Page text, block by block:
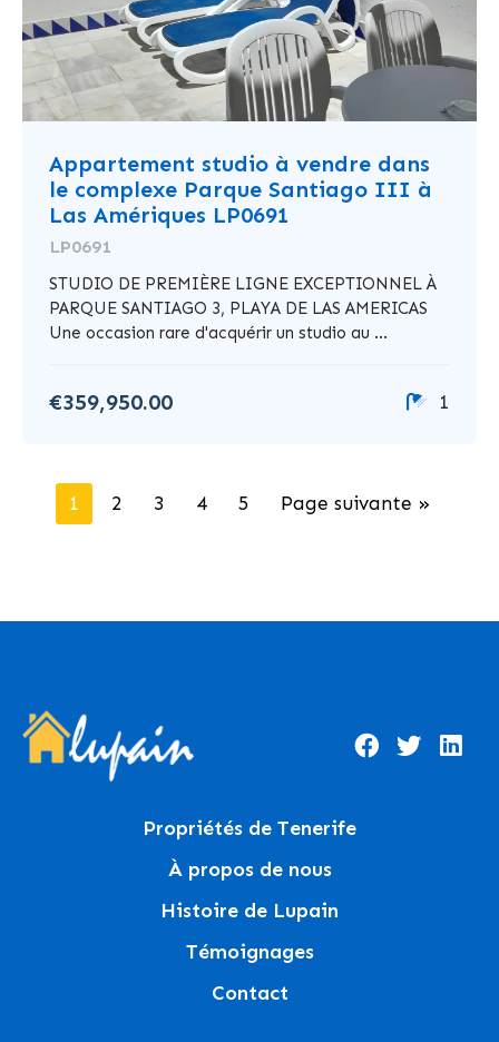
Appartement studio à vendre dans
le complexe Parque Santiago III à
Las Amériques LP0691
LP0691
STUDIO DE PREMIÈRE LIGNE EXCEPTIONNEL À
PARQUE SANTIAGO 3, PLAYA DE LAS AMERICAS
Une occasion rare d'acquérir un studio au ...
€359,950.00 1
1 2 3 4 5 Page suivante »
Propriétés de Tenerife
À propos de nous
Histoire de Lupain
Témoignages
Contact